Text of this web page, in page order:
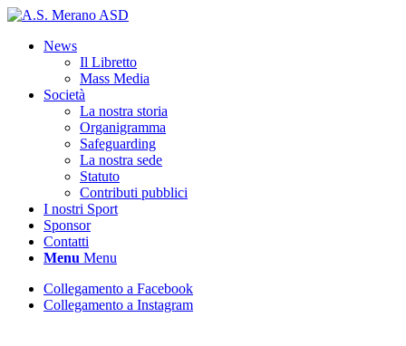
News
Il Libretto
Mass Media
Società
La nostra storia
Organigramma
Safeguarding
La nostra sede
Statuto
Contributi pubblici
I nostri Sport
Sponsor
Contatti
Menu Menu
Collegamento a Facebook
Collegamento a Instagram